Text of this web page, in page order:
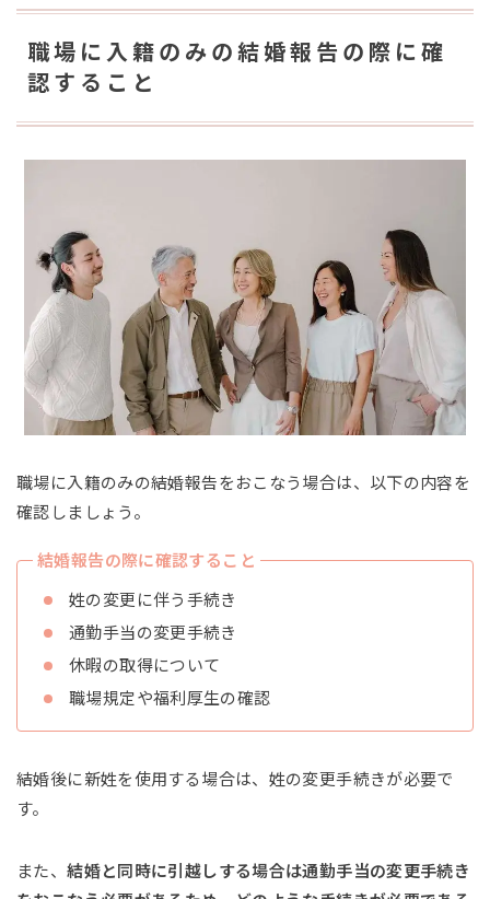
職場に入籍のみの結婚報告の際に確
認すること
職場に入籍のみの結婚報告をおこなう場合は、以下の内容を
確認しましょう。
結婚報告の際に確認すること
姓の変更に伴う手続き
通勤手当の変更手続き
休暇の取得について
職場規定や福利厚生の確認
結婚後に新姓を使用する場合は、姓の変更手続きが必要で
す。
また、結婚と同時に引越しする場合は通勤手当の変更手続き